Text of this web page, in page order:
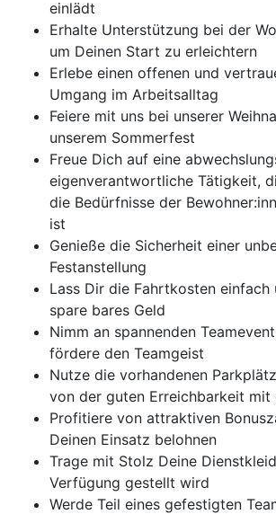
einlädt
Erhalte Unterstützung bei der
um Deinen Start zu erleichtern
Erlebe einen offenen und
Umgang im Arbeitsalltag
Feiere mit uns bei unserer
unserem Sommerfest
Freue Dich auf eine
eigenverantwortliche Tätigkeit,
die Bedürfnisse der
ist
Genieße die Sicherheit einer
Festanstellung
Lass Dir die Fahrtkosten einfach
spare bares Geld
Nimm an spannenden
fördere den Teamgeist
Nutze die vorhandenen
von der guten Erreichbarkeit mit
Profitiere von attraktiven
Deinen Einsatz belohnen
Trage mit Stolz Deine
Verfügung gestellt wird
Werde Teil eines gefestigten